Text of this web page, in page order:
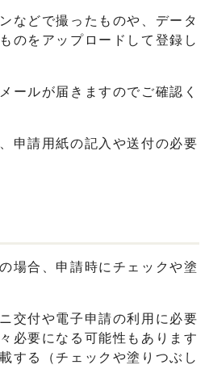
などで撮ったものや、データ
のをアップロードして登録し
ールが届きますのでご確認く
申請用紙の記入や送付の必要
の場合、申請時にチェックや塗
交付や電子申請の利用に必要
必要になる可能性もあります
する（チェックや塗りつぶし